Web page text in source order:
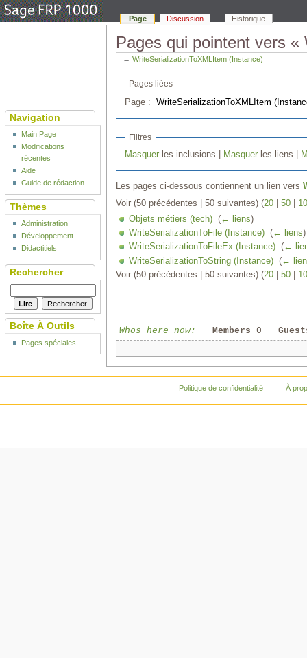
Pages qui pointent vers
←WriteSerializationToXMLItem (Instance)
Pages liées
Page :
Filtres
Masquer les inclusions | Masquer les liens |
Les pages ci-dessous contiennent un lien vers
Voir (50 précédentes | 50 suivantes) (20| 50|
Objets métiers (tech)‎ (← liens)
WriteSerializationToFile (Instance)‎ (← liens)
WriteSerializationToFileEx (Instance)‎ (←
WriteSerializationToString (Instance)‎ (←
Voir (50 précédentes | 50 suivantes) (20| 50|
Whos here now: Members 0
Page Discussion Historique
Navigation
Main Page
Modifications
récentes
Aide
Guide de rédaction
Thèmes
Administration
Développement
Didactitiels
Rechercher
Boîte À Outils
Pages spéciales
Politique de confidentialité À